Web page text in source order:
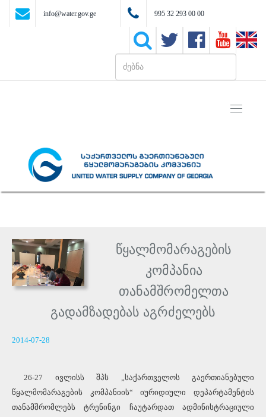
info@water.gov.ge 995 32 293 00 00
Toggle
წყალმომარაგების
კომპანია
თანამშრომელთა
გადამზადებას აგრძელებს
2014-07-28
26-27 ივლისს შპს „საქართველოს გაერთიანებული
წყალმომარაგების კომპანიის“ იურიდიული დეპარტამენტის
თანამშრომლებს ტრენინგი ჩაუტარდათ ადმინისტრაციული